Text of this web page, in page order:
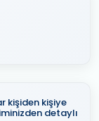
kişiden kişiye
detaylı